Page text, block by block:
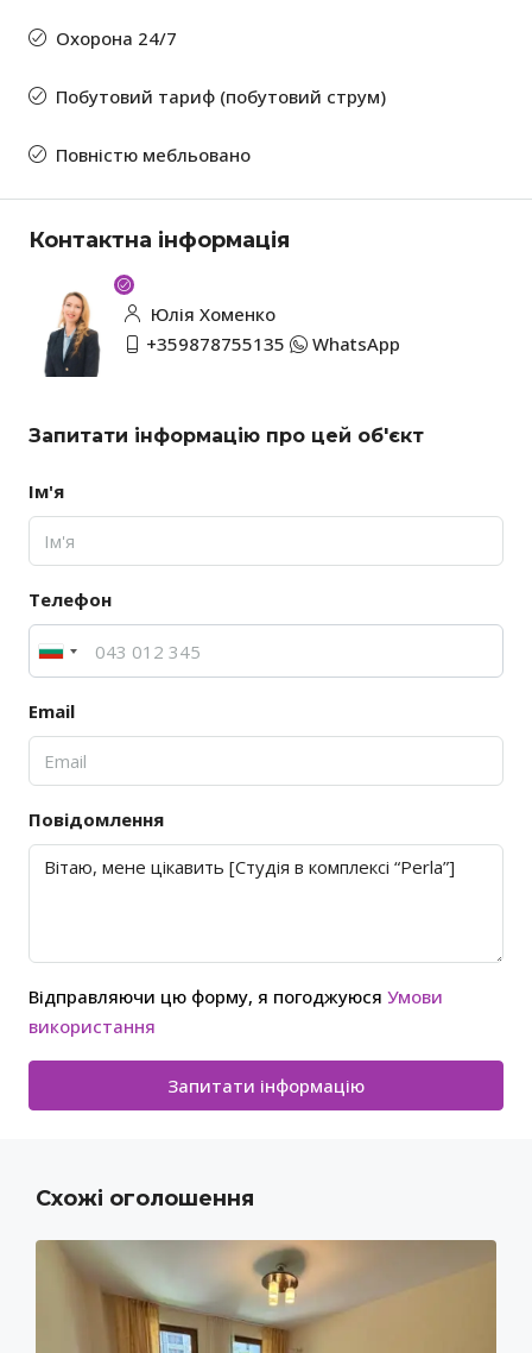
Охорона 24/7
Побутовий тариф (побутовий струм)
Повністю мебльовано
Контактна інформація
Юлія Хоменко
+359878755135
WhatsApp
Запитати інформацію про цей об'єкт
Ім'я
Телефон
Email
Повідомлення
Відправляючи цю форму, я погоджуюся Умови
використання
Запитати інформацію
Схожі оголошення